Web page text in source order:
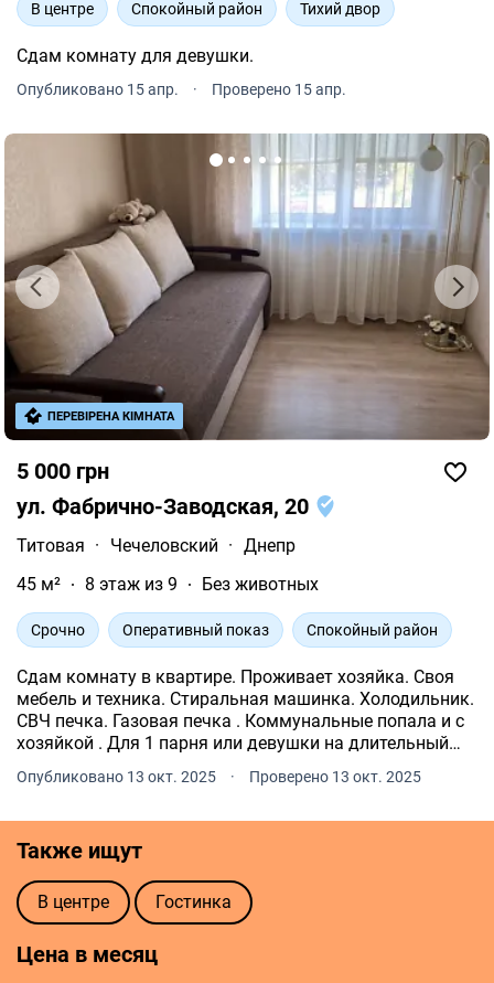
В центре Спокойный район Тихий двор
Сдам комнату для девушки.
Опубликовано 15 апр. · Проверено 15 апр.
5 000 грн
ул. Фабрично-Заводская, 20
Титовая · Чечеловский · Днепр
45 м²
8 этаж из 9 Без животных
Срочно Оперативный показ Спокойный район
Сдам комнату в квартире. Проживает хозяйка. Своя
мебель и техника. Стиральная машинка. Холодильник.
СВЧ печка. Газовая печка . Коммунальные попала и с
хозяйкой . Для 1 парня или девушки на длительный
срок.
Опубликовано 13 окт. 2025 · Проверено 13 окт. 2025
ПЕРЕВІРЕНА КІМНАТА
Также ищут
В центре Гостинка
Цена в месяц